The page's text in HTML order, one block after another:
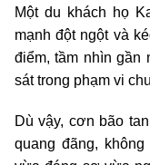
Một du khách họ
mạnh đột ngột và
điểm, tầm nhìn gần
sát trong phạm vi
Dù vậy, cơn bão
quang đãng,